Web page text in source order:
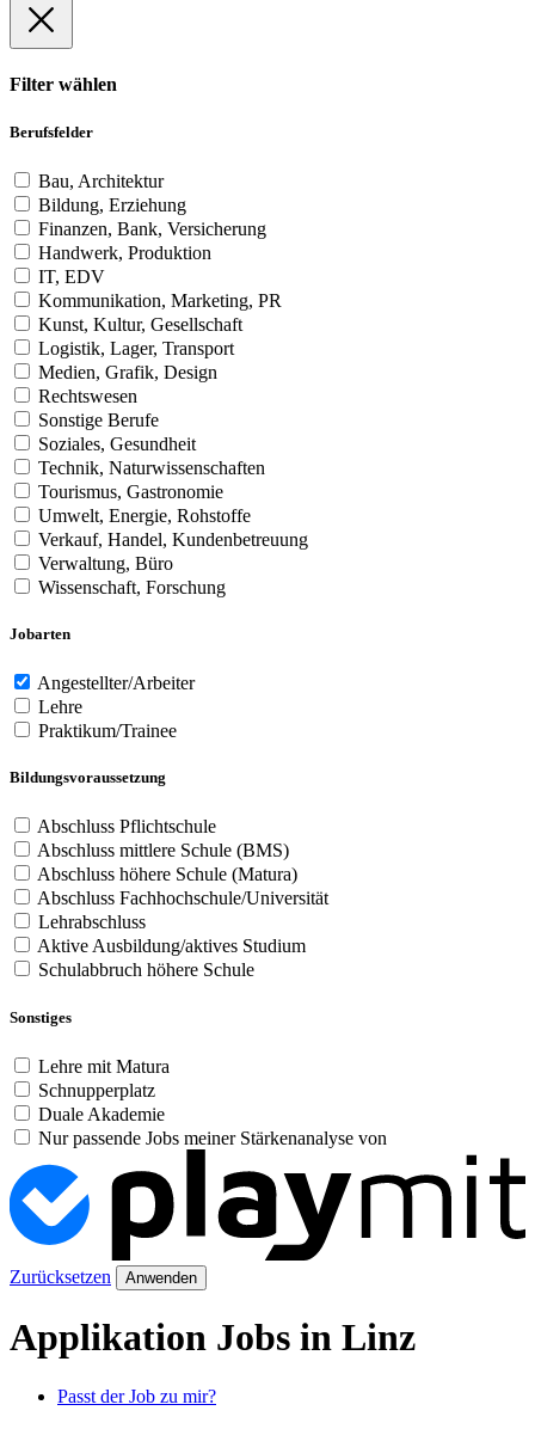
Filter wählen
Berufsfelder
Bau, Architektur
Bildung, Erziehung
Finanzen, Bank, Versicherung
Handwerk, Produktion
IT, EDV
Kommunikation, Marketing, PR
Kunst, Kultur, Gesellschaft
Logistik, Lager, Transport
Medien, Grafik, Design
Rechtswesen
Sonstige Berufe
Soziales, Gesundheit
Technik, Naturwissenschaften
Tourismus, Gastronomie
Umwelt, Energie, Rohstoffe
Verkauf, Handel, Kundenbetreuung
Verwaltung, Büro
Wissenschaft, Forschung
Jobarten
Angestellter/Arbeiter
Lehre
Praktikum/Trainee
Bildungsvoraussetzung
Abschluss Pflichtschule
Abschluss mittlere Schule (BMS)
Abschluss höhere Schule (Matura)
Abschluss Fachhochschule/Universität
Lehrabschluss
Aktive Ausbildung/aktives Studium
Schulabbruch höhere Schule
Sonstiges
Lehre mit Matura
Schnupperplatz
Duale Akademie
Nur passende Jobs meiner Stärkenanalyse von
Zurücksetzen Anwenden
Applikation Jobs in Linz
Passt der Job zu mir?